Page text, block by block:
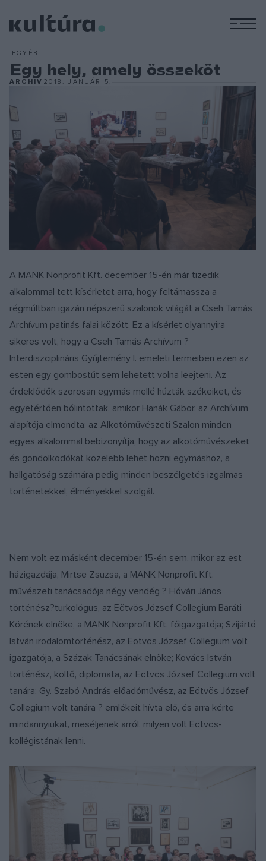
EGYÉB
Egy hely, amely összeköt
ARCHÍV2018. JANUÁR 5.
A MANK Nonprofit Kft. december 15-én már tizedik
alkalommal tett kísérletet arra, hogy feltámassza a
régmúltban igazán népszerű szalonok világát a Cseh Tamás
Archívum patinás falai között. Ez a kísérlet olyannyira
sikeres volt, hogy a Cseh Tamás Archívum ?
Interdiszciplináris Gyűjtemény I. emeleti termeiben ezen az
esten egy gombostűt sem lehetett volna leejteni. Az
érdeklődők szorosan egymás mellé húzták székeiket, és
egyetértően bólintottak, amikor Hanák Gábor, az Archívum
alapítója elmondta: az Alkotóművészeti Szalon minden
egyes alkalommal bebizonyítja, hogy az alkotóművészeket
és gondolkodókat közelebb lehet hozni egymáshoz, a
hallgatóság számára pedig minden beszélgetés izgalmas
történetekkel, élményekkel szolgál.
Nem volt ez másként december 15-én sem, mikor az est
házigazdája, Mirtse Zsuzsa, a MANK Nonprofit Kft.
művészeti tanácsadója négy vendég ? Hóvári János
történész?turkológus, az Eötvös József Collegium Baráti
Körének elnöke, a MANK Nonprofit Kft. főigazgatója; Szijártó
István irodalomtörténész, az Eötvös József Collegium volt
igazgatója, a Százak Tanácsának elnöke; Kovács István
történész, költő, diplomata, az Eötvös József Collegium volt
tanára; Gy. Szabó András előadóművész, az Eötvös József
Collegium volt tanára ? emlékeit hívta elő, és arra kérte
mindannyiukat, meséljenek arról, milyen volt Eötvös-
kollégistának lenni.